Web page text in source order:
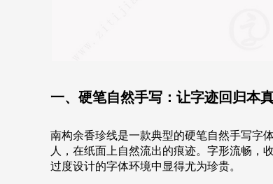
一、硬笔自然手写：让字迹回归本
南构余香珍线是一款典型的硬笔自然手写字
人，在纸面上自然流出的痕迹。字形流畅，
过度设计的字体环境中显得尤为珍贵。